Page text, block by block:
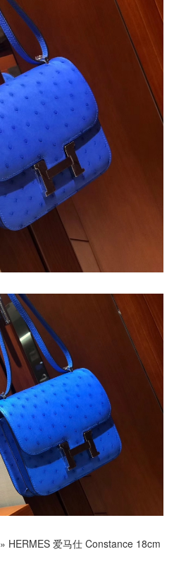
» HERMES 爱马仕 Constance 18cm